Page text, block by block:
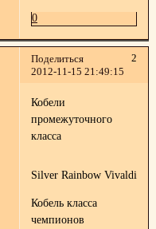
0
Поделиться
2
2012-11-15 21:49:15
Кобели
промежуточного
класса
Silver Rainbow Vivaldi
Кобель класса
чемпионов